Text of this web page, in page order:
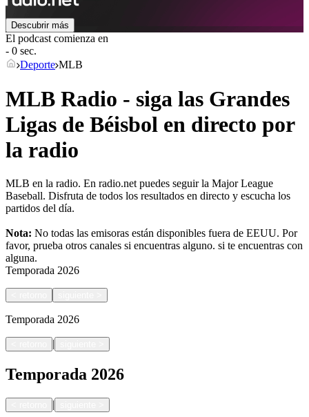
Descubrir más
El podcast comienza en
- 0 sec.
Deporte MLB
MLB Radio - siga las Grandes
Ligas de Béisbol en directo por
la radio
MLB en la radio. En radio.net puedes seguir la Major League
Baseball. Disfruta de todos los resultados en directo y escucha los
partidos del día.
Nota: No todas las emisoras están disponibles fuera de EEUU. Por
favor, prueba otros canales si encuentras alguno. si te encuentras con
alguna.
Temporada 2026
Temporada 2026
|
Temporada 2026
|